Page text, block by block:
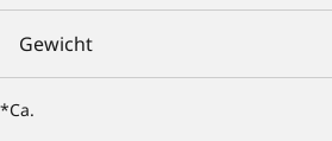
Gewicht
*Ca.